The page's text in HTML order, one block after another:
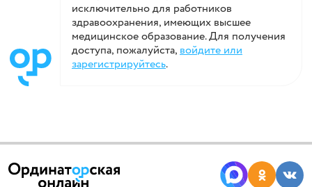
исключительно для работников
здравоохранения, имеющих высшее
медицинское образование. Для получения
доступа, пожалуйста,войдите или
зарегистрируйтесь.